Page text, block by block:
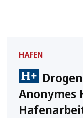
HÄFEN
Anonymes